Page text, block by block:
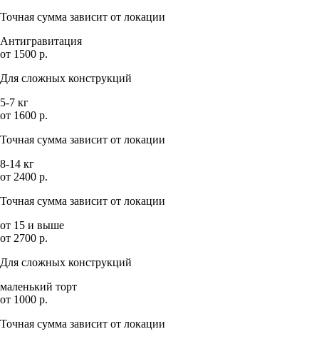
Точная сумма зависит от локации
Антигравитация
от 1500 р.
Для сложных конструкций
5-7 кг
от 1600 р.
Точная сумма зависит от локации
8-14 кг
от 2400 р.
Точная сумма зависит от локации
от 15 и выше
от 2700 р.
Для сложных конструкций
маленький торт
от 1000 р.
Точная сумма зависит от локации